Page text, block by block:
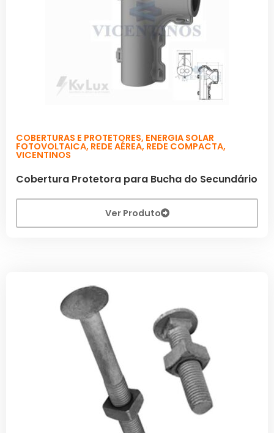
COBERTURAS E PROTETORES, ENERGIA SOLAR
FOTOVOLTAICA, REDE AÉREA, REDE COMPACTA,
VICENTINOS
Cobertura Protetora para Bucha do Secundário
Ver Produto